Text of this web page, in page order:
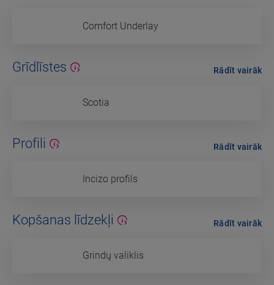
Comfort Underlay
Grīdlīstes
Scotia
Rādīt vairāk
Profili
Incizo profils
Rādīt vairāk
Kopšanas līdzekļi
Grindų valiklis
Rādīt vairāk